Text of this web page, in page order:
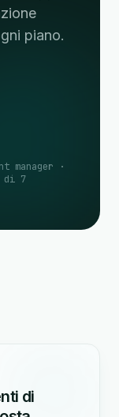
piano.
manager ·
di 7
di